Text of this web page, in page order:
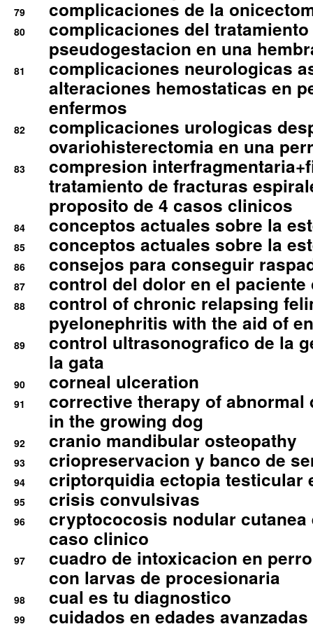
79 complicaciones de la
80
complicaciones del
pseudogestacion en una
81
complicaciones neurologicas
alteraciones hemostaticas en
enfermos
82
complicaciones urologicas
ovariohisterectomia en una
83
compresion
tratamiento de fracturas
proposito de 4 casos clinicos
84 conceptos actuales sobre la
85 conceptos actuales sobre la
86 consejos para conseguir
87 control del dolor en el
88
control of chronic relapsing
pyelonephritis with the aid of
89
control ultrasonografico de la
la gata
90 corneal ulceration
91
corrective therapy of abnormal
in the growing dog
92 cranio mandibular osteopathy
93 criopreservacion y banco de
94 criptorquidia ectopia testicular
95 crisis convulsivas
96
cryptococosis nodular cutanea
caso clinico
97
cuadro de intoxicacion en
con larvas de procesionaria
98 cual es tu diagnostico
99
cuidados en edades